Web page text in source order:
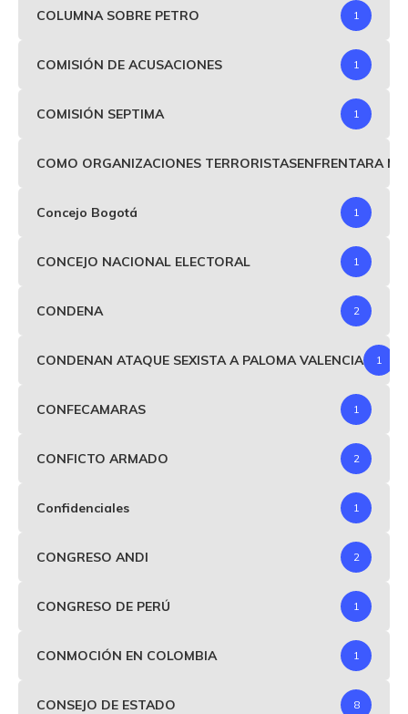
COLUMNA SOBRE PETRO 1
COMISIÓN DE ACUSACIONES 1
COMISIÓN SEPTIMA 1
COMO ORGANIZACIONES TERRORISTASENFRENTARA
Concejo Bogotá 1
CONCEJO NACIONAL ELECTORAL 1
CONDENA 2
CONDENAN ATAQUE SEXISTA A PALOMA VALENCIA 1
CONFECAMARAS 1
CONFICTO ARMADO 2
Confidenciales 1
CONGRESO ANDI 2
CONGRESO DE PERÚ 1
CONMOCIÓN EN COLOMBIA 1
CONSEJO DE ESTADO 8